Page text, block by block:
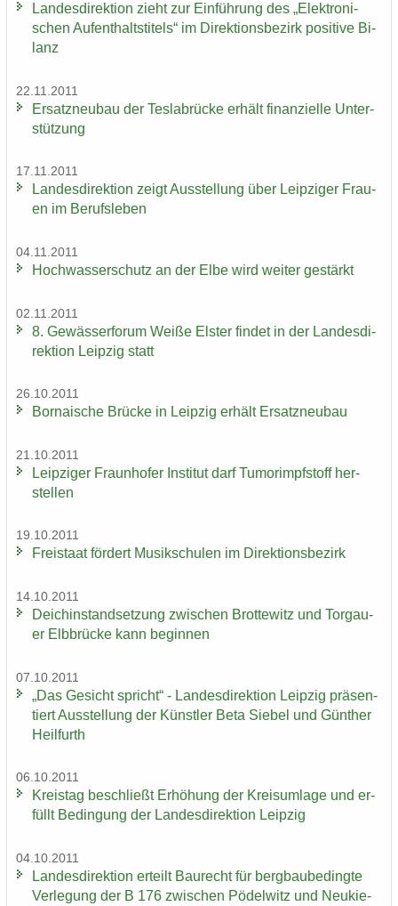
Lan­des­di­rek­ti­on zieht zur Ein­füh­rung des „Elek­tro­ni­
schen Auf­ent­halts­ti­tels“ im Di­rek­ti­ons­be­zirk po­si­ti­ve Bi­
lanz
22.11.2011
Er­satz­neu­bau der Tes­la­b­rü­cke er­hält fi­nan­zi­el­le Un­ter­
stüt­zung
17.11.2011
Lan­des­di­rek­ti­on zeigt Aus­stel­lung über Leip­zi­ger Frau­
en im Be­rufs­le­ben
04.11.2011
Hoch­was­ser­schutz an der Elbe wird wei­ter ge­stärkt
02.11.2011
8. Ge­wäs­ser­fo­rum Weiße Els­ter fin­det in der Lan­des­di­
rek­ti­on Leip­zig statt
26.10.2011
Bor­na­i­sche Brü­cke in Leip­zig er­hält Er­satz­neu­bau
21.10.2011
Leip­zi­ger Fraun­ho­fer In­sti­tut darf Tu­mor­impf­stoff her­
stel­len
19.10.2011
Frei­staat för­dert Mu­sik­schu­len im Di­rek­ti­ons­be­zirk
14.10.2011
Deich­in­stand­set­zung zwi­schen Brot­te­witz und Tor­gau­
er Elb­brü­cke kann be­gin­nen
07.10.2011
„Das Ge­sicht spricht“ - Lan­des­di­rek­ti­on Leip­zig prä­sen­
tiert Aus­stel­lung der Künst­ler Beta Sie­bel und Gün­ther
Heil­furth
06.10.2011
Kreis­tag be­schließt Er­hö­hung der Kreis­um­la­ge und er­
füllt Be­din­gung der Lan­des­di­rek­ti­on Leip­zig
04.10.2011
Lan­des­di­rek­ti­on er­teilt Bau­recht für berg­bau­be­ding­te
Ver­le­gung der B 176 zwi­schen Pö­del­witz und Neu­kie­